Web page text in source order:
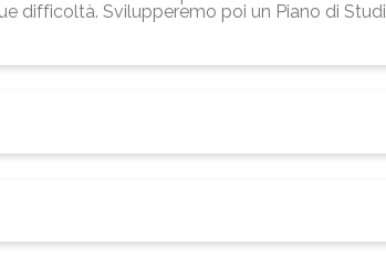
difficoltà. Svilupperemo poi un Piano di Studi